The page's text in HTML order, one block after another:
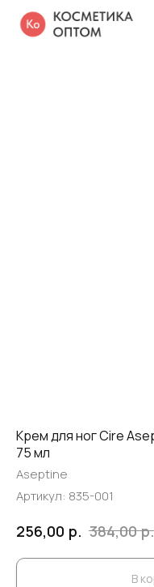
Крем для ног Cire
75 мл
Aseptine
Артикул: 835-001
256,00 р. 384,00 р.
В